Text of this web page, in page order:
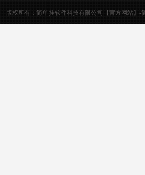
版权所有：简单挂软件科技有限公司【官方网站】-